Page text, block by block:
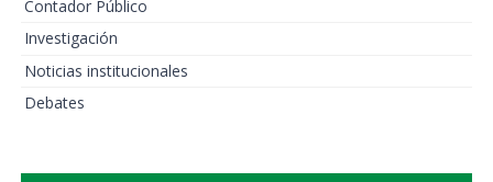
Contador Público
Investigación
Noticias institucionales
Debates